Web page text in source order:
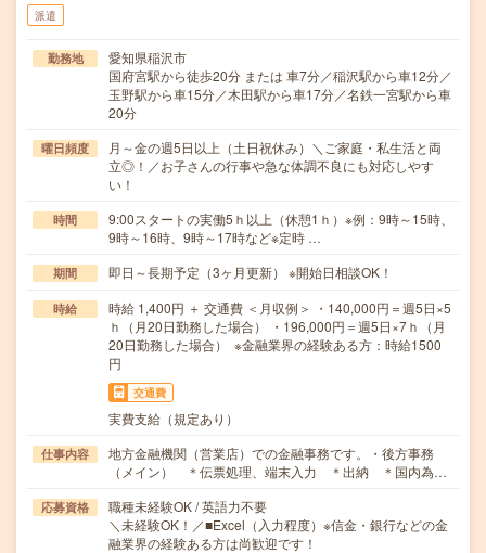
派遣
勤務地
愛知県稲沢市
国府宮駅から徒歩20分 または 車7分／稲沢駅から車12分／
玉野駅から車15分／木田駅から車17分／名鉄一宮駅から車
20分
曜日頻度
月～金の週5日以上（土日祝休み）＼ご家庭・私生活と両
立◎！／お子さんの行事や急な体調不良にも対応しやす
い！
時間
9:00スタートの実働5ｈ以上（休憩1ｈ）※例：9時～15時、
9時～16時、9時～17時など※定時 …
期間 即日～長期予定（3ヶ月更新） ※開始日相談OK！
時給
時給 1,400円 ＋ 交通費 ＜月収例＞ ・140,000円＝週5日×5
ｈ（月20日勤務した場合） ・196,000円＝週5日×7ｈ（月
20日勤務した場合） ※金融業界の経験ある方：時給1500
円
交通費
実費支給（規定あり）
仕事内容
地方金融機関（営業店）での金融事務です。・後方事務
（メイン） ＊伝票処理、端末入力 ＊出納 ＊国内為…
応募資格
職種未経験OK / 英語力不要
＼未経験OK！／■Excel（入力程度）※信金・銀行などの金
融業界の経験ある方は尚歓迎です！